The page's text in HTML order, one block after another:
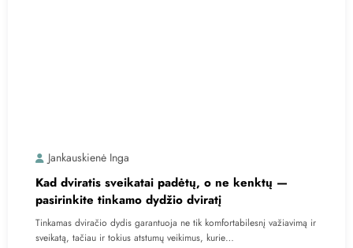
Jankauskienė Inga
Kad dviratis sveikatai padėtų, o ne kenktų —
pasirinkite tinkamo dydžio dviratį
Tinkamas dviračio dydis garantuoja ne tik komfortabilesnį važiavimą ir
sveikatą, tačiau ir tokius atstumų veikimus, kurie…